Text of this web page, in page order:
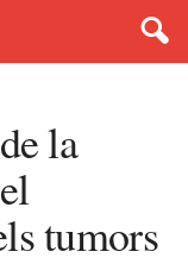
la
tumors